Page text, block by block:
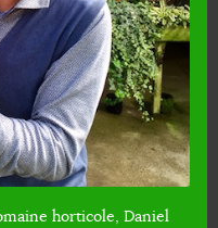
horticole, Daniel